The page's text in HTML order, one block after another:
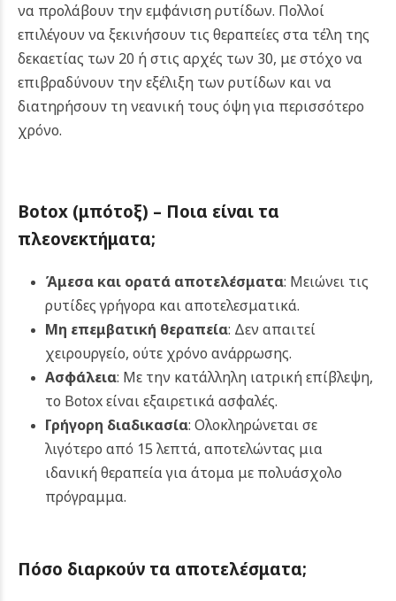
να προλάβουν την εμφάνιση ρυτίδων. Πολλοί
επιλέγουν να ξεκινήσουν τις θεραπείες στα τέλη της
δεκαετίας των 20 ή στις αρχές των 30, με στόχο να
επιβραδύνουν την εξέλιξη των ρυτίδων και να
διατηρήσουν τη νεανική τους όψη για περισσότερο
χρόνο.
Botox (μπότοξ) – Ποια είναι τα
πλεονεκτήματα;
Άμεσα και ορατά αποτελέσματα: Μειώνει τις
ρυτίδες γρήγορα και αποτελεσματικά.
Μη επεμβατική θεραπεία: Δεν απαιτεί
χειρουργείο, ούτε χρόνο ανάρρωσης.
Ασφάλεια: Με την κατάλληλη ιατρική επίβλεψη,
το Botox είναι εξαιρετικά ασφαλές.
Γρήγορη διαδικασία: Ολοκληρώνεται σε
λιγότερο από 15 λεπτά, αποτελώντας μια
ιδανική θεραπεία για άτομα με πολυάσχολο
πρόγραμμα.
Πόσο διαρκούν τα αποτελέσματα;